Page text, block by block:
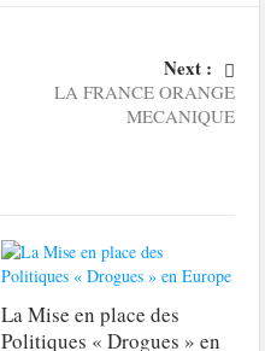
Next :
LA FRANCE ORANGE
MECANIQUE
La Mise en place des
Politiques « Drogues » en